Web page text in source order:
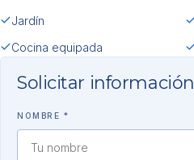
Jardín
Cocina equipada
Solicitar información
NOMBRE *